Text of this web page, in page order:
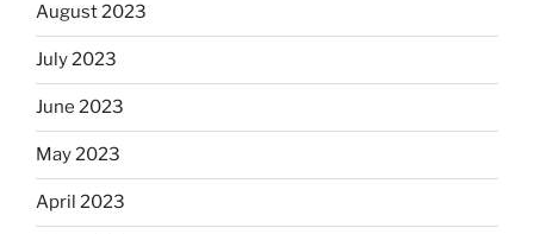
August 2023
July 2023
June 2023
May 2023
April 2023